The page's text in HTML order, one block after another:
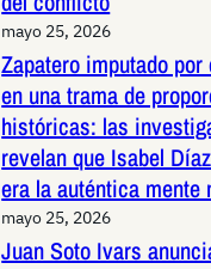
mayo 25, 2026
Zapatero imputado
en una trama de
históricas: las
revelan que Isabel
era la auténtica mente
mayo 25, 2026
Juan Soto Ivars